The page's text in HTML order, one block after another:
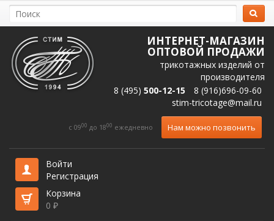
ИНТЕРНЕТ-МАГАЗИН
ОПТОВОЙ ПРОДАЖИ
трикотажных изделий от
производителя
8 (495) 500-12-15
8 (916)696-09-60
stim-tricotage@mail.ru
c 0900 до 1800 ежедневно Нам можно позвонить
Войти
Регистрация
Корзина
0 ₽